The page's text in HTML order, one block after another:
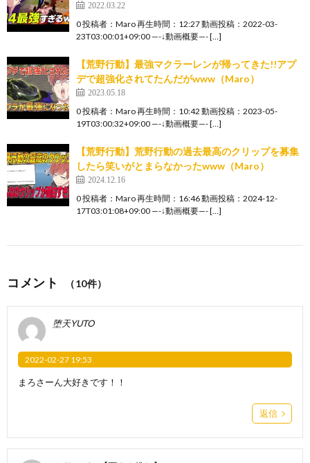
2022.03.22
0 投稿者：Maro 再生時間：12:27 動画投稿：2022-03-
23T03:00:01+09:00 —-↓動画概要—- […]
【荒野行動】最強マクラーレンが帰ってきた!!アプ
デで超強化されてたんだがwww（Maro）
2023.05.18
0 投稿者：Maro 再生時間：10:42 動画投稿：2023-05-
19T03:00:32+09:00 —-↓動画概要—- […]
【荒野行動】荒野行動の過去最高のクリップを募集
したら笑いがとまらなかったwww（Maro）
2024.12.16
0 投稿者：Maro 再生時間：16:46 動画投稿：2024-12-
17T03:01:08+09:00 —-↓動画概要—- […]
コメント （10件）
堕天YUTO
2022-02-27 19:53
まろさーん大好きです！！
返信